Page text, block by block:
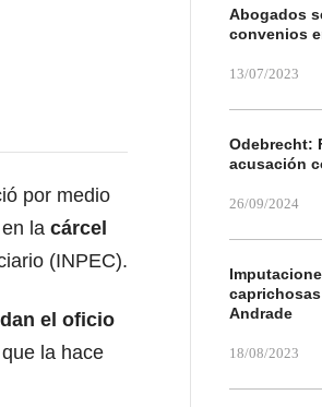
por medio
la cárcel
(INPEC).
el oficio
la hace
Abogados
convenios
13/07/2023
Odebrecht:
acusación
26/09/2024
Andrade
18/08/2023